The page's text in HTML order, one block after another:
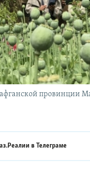
провинции
вТелеграме